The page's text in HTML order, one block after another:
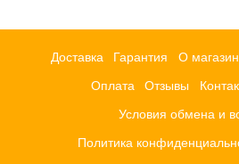
Доставка Гарантия О
Оплата Отзывы
Условия обмена и
Политика